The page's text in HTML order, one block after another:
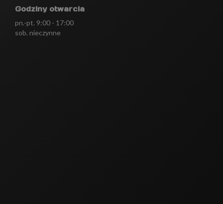
Godziny otwarcia
pn.-pt. 9:00 - 17:00
sob. nieczynne